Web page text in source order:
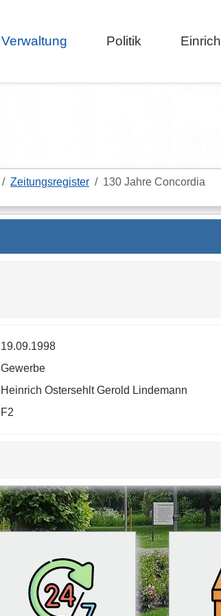
Verwaltung Politik
Zeitungsregister 130 Jahre Concordia
19.09.1998
Gewerbe
Heinrich Ostersehlt Gerold Lindemann
F2